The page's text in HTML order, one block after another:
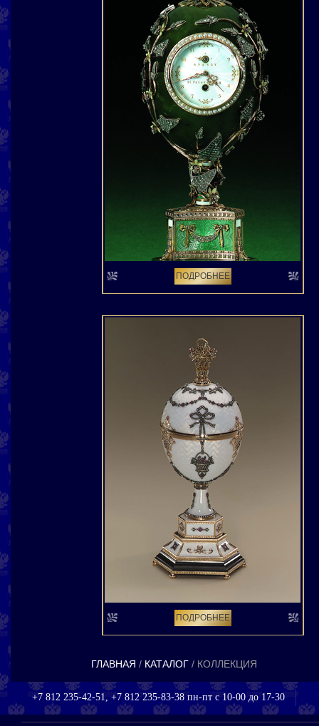
ПОДРОБНЕЕ
ПОДРОБНЕЕ
ГЛАВНАЯ КАТАЛОГ КОЛЛЕКЦИЯ
+7 812 235-42-51, +7 812 235-83-38 пн-пт с 10-00 до 17-30